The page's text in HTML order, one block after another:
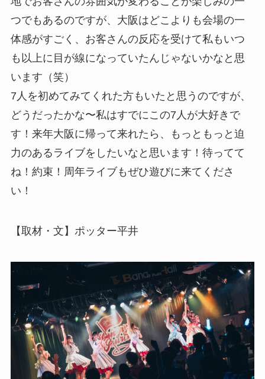
つでもあるのですが、大阪はどこよりも会場の一
体感がすごく、お客さんの反応を受けて私もいつ
も以上に目が線になっていたんじゃないかなと思
います（笑）
7人を初めてみてくれた方もいたと思うのですが、
どうだったかな〜私はすでにこの7人が大好きで
す！来年大阪に帰って来れたら、もっともっと迫
力のあるライブをしたいなと思います！待ってて
ね！約束！周年ライブもぜひ遊びに来てくださ
い！
【取材・文】ポッター平井